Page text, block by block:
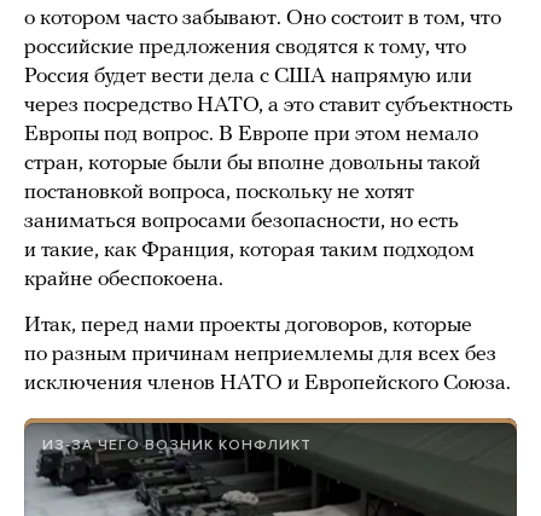
о котором часто забывают. Оно состоит в том, что
российские предложения сводятся к тому, что
Россия будет вести дела с США напрямую или
через посредство НАТО, а это ставит субъектность
Европы под вопрос. В Европе при этом немало
стран, которые были бы вполне довольны такой
постановкой вопроса, поскольку не хотят
заниматься вопросами безопасности, но есть
и такие, как Франция, которая таким подходом
крайне обеспокоена.
Итак, перед нами проекты договоров, которые
по разным причинам неприемлемы для всех без
исключения членов НАТО и Европейского Союза.
ИЗ-ЗА ЧЕГО ВОЗНИК КОНФЛИКТ